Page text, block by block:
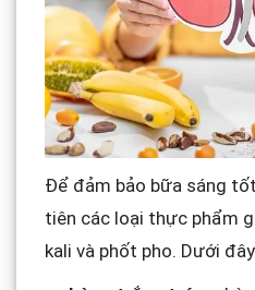
Để đảm bảo bữa sáng
tiên các loại thực phẩm
kali và phốt pho. Dưới